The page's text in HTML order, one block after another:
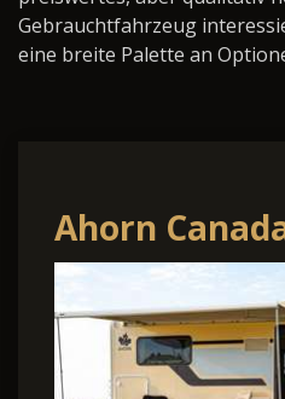
Gebrauchtfahrzeug
eine breite Palette an
Ahorn